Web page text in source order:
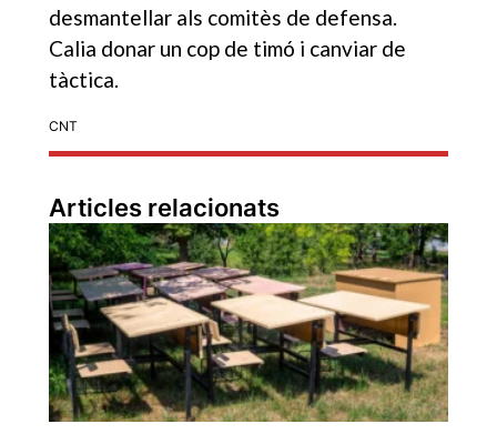
desmantellar als comitès de defensa.
Calia donar un cop de timó i canviar de
tàctica.
CNT
Articles relacionats